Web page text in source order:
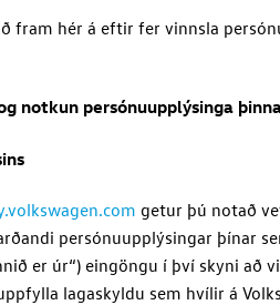
fram hér á eftir fer vinnsla
notkun persónuupplýsinga
getur þú notað
persónuupplýsingar þínar
er úr“) eingöngu í því skyni að
lagaskyldu sem hvílir á